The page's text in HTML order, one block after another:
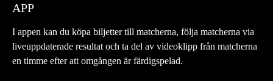
APP
I appen kan du köpa biljetter till matcherna, följa matcherna via
liveuppdaterade resultat och ta del av videoklipp från matcherna
en timme efter att omgången är färdigspelad.